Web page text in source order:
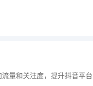
量和关注度，提升抖音平台